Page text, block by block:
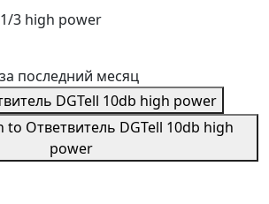
3 high power
за последний месяц